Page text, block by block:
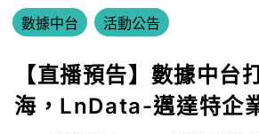
數據中台 活動公告
【直播預告】數據中台
海，LnData-邁達特企